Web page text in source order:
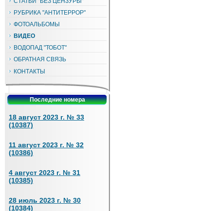
РУБРИКА "АНТИТЕРРОР"
ФОТОАЛЬБОМЫ
ВИДЕО
ВОДОПАД "ТОБОТ"
ОБРАТНАЯ СВЯЗЬ
КОНТАКТЫ
Последние номера
18 август 2023 г. № 33
(10387)
11 август 2023 г. № 32
(10386)
4 август 2023 г. № 31
(10385)
28 июль 2023 г. № 30
(10384)